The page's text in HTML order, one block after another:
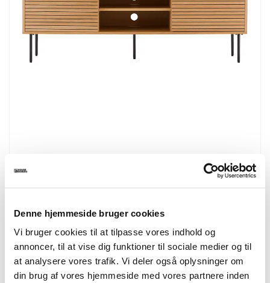
Denne hjemmeside bruger cookies
Vi bruger cookies til at tilpasse vores indhold og
annoncer, til at vise dig funktioner til sociale medier og til
at analysere vores trafik. Vi deler også oplysninger om
din brug af vores hjemmeside med vores partnere inden
2502010
150x40x50 cm